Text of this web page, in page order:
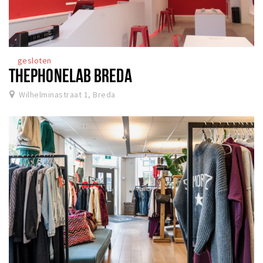
gesloten
THEPHONELAB BREDA
Wilhelminastraat 1, Breda